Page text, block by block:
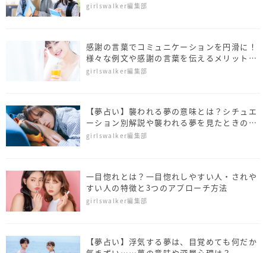
girlswalker編集部
感謝の言葉でコミュニケーションを円滑に！
様々な例文や感謝の言葉を伝えるメリットも
紹介
girlswalker編集部
【夢占い】襲われる夢の意味とは？シチュエ
ーション別解説や襲われる夢を見たときの対
処法も紹介
girlswalker編集部
一目惚れとは？一目惚れしやすい人・されや
すい人の特徴と3つのアプローチ方法
girlswalker編集部
【夢占い】浮気する夢は、目覚めても何だか